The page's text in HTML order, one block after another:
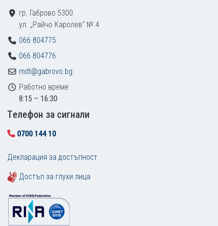
гр. Габрово 5300
ул. „Райчо Каролев“ № 4
066 804775
066 804776
mdt@gabrovo.bg
Работно време
8:15 – 16:30
Tелефон за сигнали
0700 144 10
Декларация за достъпност
Достъп за глухи лица